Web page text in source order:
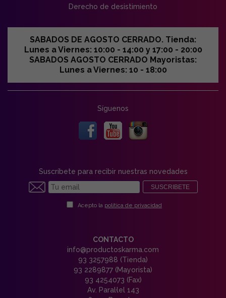
Derecho de desistimiento
SABADOS DE AGOSTO CERRADO. Tienda:
Lunes a Viernes: 10:00 - 14:00 y 17:00 - 20:00
SABADOS AGOSTO CERRADO Mayoristas:
Lunes a Viernes: 10 - 18:00
Síguenos
Suscríbete para recibir nuestras novedades
SUSCRIBETE
Acepto la política de privacidad
CONTACTO
info@productoskarma.com
93 3257988 (Tienda)
93 2289877 (Mayorista)
93 4254073 (Fax)
Av. Paral·lel 143